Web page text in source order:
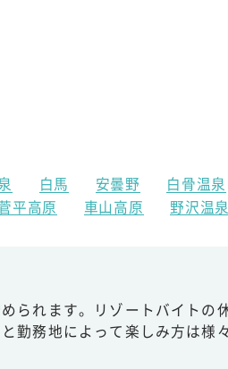
白馬 安曇野 白骨温泉
平高原 車山高原 野沢温泉
られます。リゾートバイトの
勤務地によって楽しみ方は様